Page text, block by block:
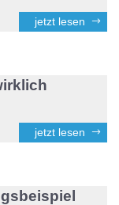
jetzt lesen
jetzt lesen